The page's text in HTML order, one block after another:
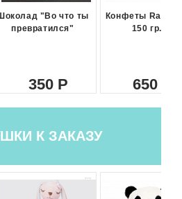
"Во что ты
превратился"
350
Конфеты
150 гр.
650
К ЗАКАЗУ